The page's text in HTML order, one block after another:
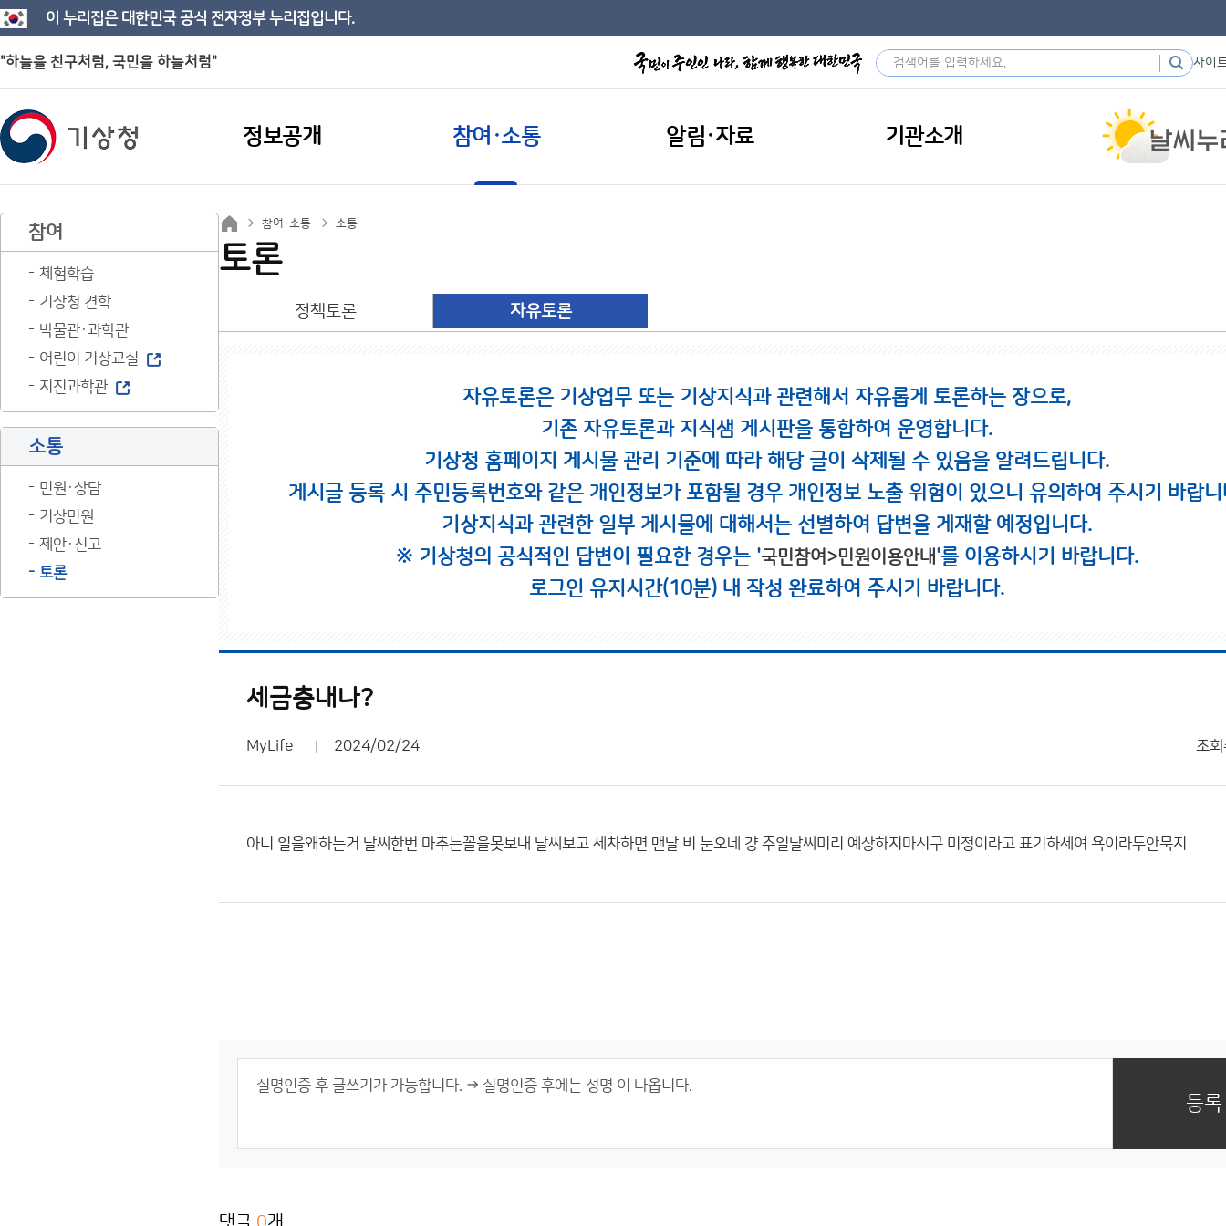
이 누리집은 대한민국 공식 전자정부 누리집입니다.
"하늘을 친구처럼, 국민을 하늘처럼" 사이
정보공개 참여·소통 알림·자료 기관소개
참여
체험학습
기상청 견학
박물관·과학관
어린이 기상교실
지진과학관
소통
민원·상담
기상민원
제안·신고
토론
참여·소통 소통
토론
정책토론 자유토론
자유토론은 기상업무 또는 기상지식과 관련해서 자유롭게 토론하는 장으로,
기존 자유토론과 지식샘 게시판을 통합하여 운영합니다.
기상청 홈페이지 게시물 관리 기준에 따라 해당 글이 삭제될 수 있음을 알려드립니다.
게시글 등록 시 주민등록번호와 같은 개인정보가 포함될 경우 개인정보 노출 위험이 있으니 유의하여 주시기 바랍니
기상지식과 관련한 일부 게시물에 대해서는 선별하여 답변을 게재할 예정입니다.
※ 기상청의 공식적인 답변이 필요한 경우는 '국민참여>민원이용안내'를 이용하시기 바랍니다.
로그인 유지시간(10분) 내 작성 완료하여 주시기 바랍니다.
세금충내나?
MyLife 2024/02/24 조회
아니 일을왜하는거 날씨한번 마추는꼴을못보내 날씨보고 세차하면 맨날 비 눈오네 걍 주일날씨미리 예상하지마시구 미정이라고 표기하세여 욕이라두안묵지
등록